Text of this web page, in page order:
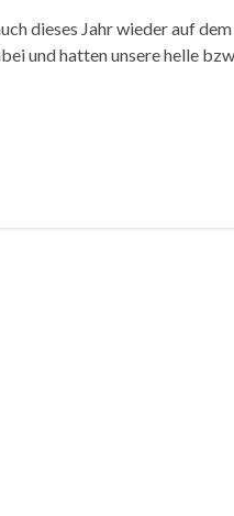
dieses Jahr wieder auf dem
und hatten unsere helle